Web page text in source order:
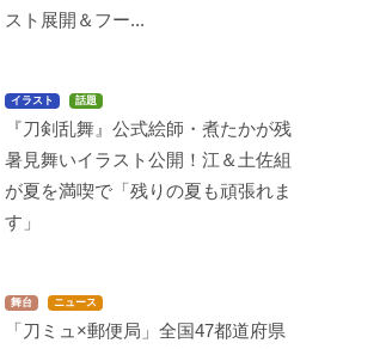
スト展開＆フー...
イラスト 話題
『刀剣乱舞』公式絵師・煮たかが残
暑見舞いイラスト公開！江＆土佐組
が夏を満喫で「残りの夏も頑張れま
す」
舞台 ニュース
「刀ミュ×郵便局」全国47都道府県